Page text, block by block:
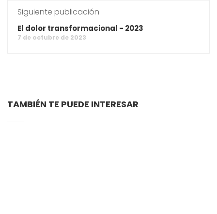
Siguiente publicación
El dolor transformacional - 2023
7 de octubre de 2023
TAMBIÉN TE PUEDE INTERESAR